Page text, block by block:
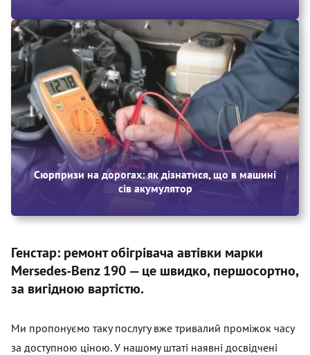
Сюрпризи на дорогах: як дізнатися, що в машині
сів акумулятор
Генстар: ремонт обігрівача автівки марки
Mersedes-Benz 190 — це швидко, першосортно,
за вигідною вартістю.
Ми пропонуємо таку послугу вже тривалий проміжок часу
за доступною ціною. У нашому штаті наявні досвідчені